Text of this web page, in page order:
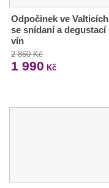
Odpočinek ve Valticích
se snídaní a degustací
vín
2 860 Kč
1 990 Kč